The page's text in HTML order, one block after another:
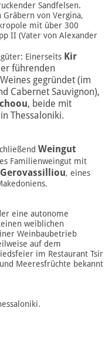
Sandfelsen.
von Vergina,
mit über 300
II (Vater von Alexander
Einerseits Kir
führenden
gegründet (im
Cabernet Sauvignon),
, beide mit
Thessaloniki.
Weingut
Familienweingut mit
Gerovassilliou, eines
eine autonome
weiblichen
Weinbaubetrieb
auf dem
im Restaurant Tsir
Meeresfrüchte bekannt